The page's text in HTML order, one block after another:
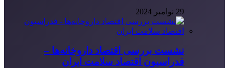
29 نوامبر 2024
نشست بررسی اقتصاد داروخانه‌ها –
فدراسیون اقتصاد سلامت ایران